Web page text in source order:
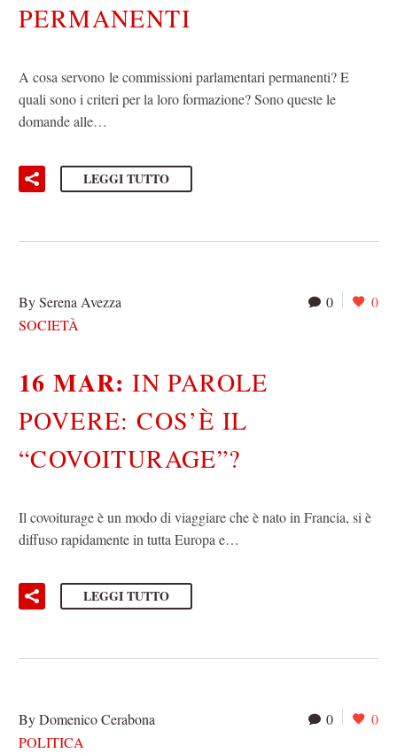
PERMANENTI
A cosa servono le commissioni parlamentari permanenti? E
quali sono i criteri per la loro formazione? Sono queste le
domande alle…
LEGGI TUTTO
0 0
By Serena Avezza
SOCIETÀ
16 MAR:IN PAROLE
POVERE: COS’È IL
“COVOITURAGE”?
Il covoiturage è un modo di viaggiare che è nato in Francia, si è
diffuso rapidamente in tutta Europa e…
LEGGI TUTTO
0 0
By Domenico Cerabona
POLITICA